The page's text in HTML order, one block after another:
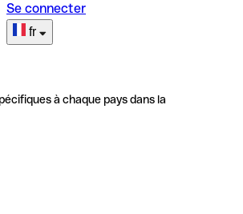
Se connecter
fr
à chaque pays dans la